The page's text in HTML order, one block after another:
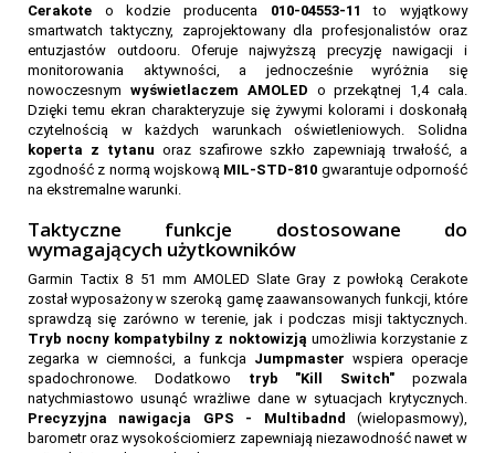
Cerakote o kodzie producenta 010-04553-11
to wyjątkowy
smartwatch taktyczny, zaprojektowany dla profesjonalistów oraz
entuzjastów outdooru. Oferuje najwyższą precyzję nawigacji i
monitorowania aktywności, a jednocześnie wyróżnia się
nowoczesnym wyświetlaczem AMOLED o przekątnej 1,4 cala.
Dzięki temu ekran charakteryzuje się żywymi kolorami i doskonałą
czytelnością w każdych warunkach oświetleniowych. Solidna
koperta z tytanu oraz szafirowe szkło zapewniają trwałość, a
zgodność z normą wojskową MIL-STD-810 gwarantuje odporność
na ekstremalne warunki.
Taktyczne funkcje dostosowane do
wymagających użytkowników
Garmin Tactix 8 51 mm AMOLED Slate Gray z powłoką Cerakote
został wyposażony w szeroką gamę zaawansowanych funkcji, które
sprawdzą się zarówno w terenie, jak i podczas misji taktycznych.
Tryb nocny kompatybilny z noktowizją umożliwia korzystanie z
zegarka w ciemności, a funkcja Jumpmaster wspiera operacje
spadochronowe. Dodatkowo tryb "Kill Switch" pozwala
natychmiastowo usunąć wrażliwe dane w sytuacjach krytycznych.
Precyzyjna nawigacja GPS - Multibadnd (wielopasmowy),
barometr oraz wysokościomierz zapewniają niezawodność nawet w
43